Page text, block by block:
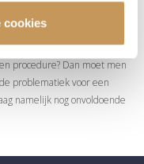
cookies
steeds de voorkeur, maar
dit bijzonder moeilijk. Zijn
procedure? Dan moet men
problematiek voor een
namelijk nog onvoldoende